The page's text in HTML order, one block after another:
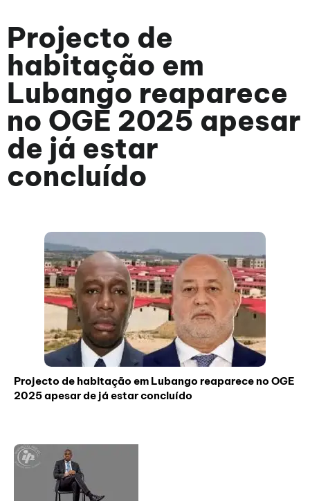
Projecto de
habitação em
Lubango reaparece
no OGE 2025 apesar
de já estar
concluído
Projecto de habitação em Lubango reaparece no OGE
2025 apesar de já estar concluído